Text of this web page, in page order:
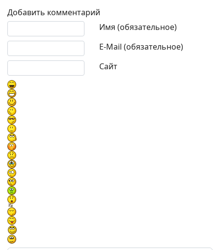
Добавить комментарий
Имя (обязательное)
E-Mail (обязательное)
Сайт
Текст комментария